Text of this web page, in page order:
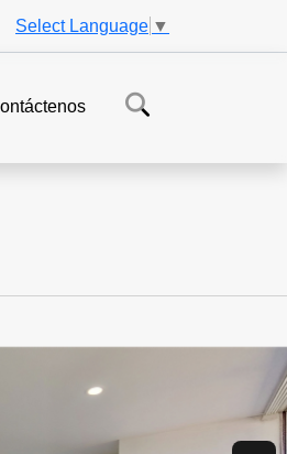
Select Language ▼